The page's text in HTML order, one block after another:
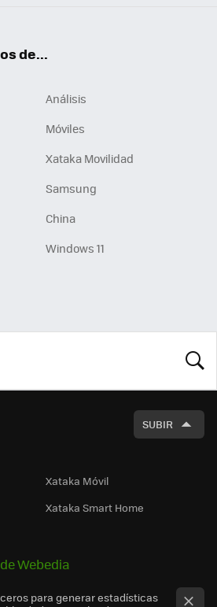
de...
Análisis
Móviles
Xataka Movilidad
Samsung
China
Windows 11
SUBIR
Xataka Móvil
Xataka Smart Home
Webedia
para generar estadísticas